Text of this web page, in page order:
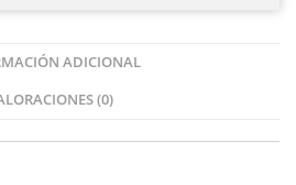
ADICIONAL
(0)